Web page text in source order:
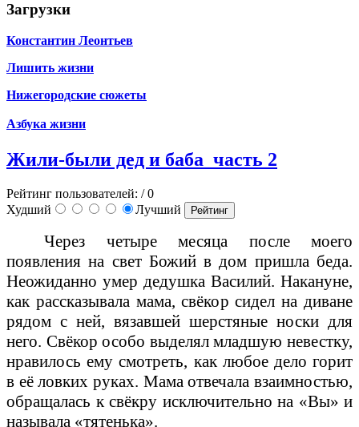
Загрузки
Константин Леонтьев
Лишить жизни
Нижегородские сюжеты
Азбука жизни
Жили-были дед и баба_часть 2
Рейтинг пользователей: / 0
Худший
Лучший
Через четыре месяца после моего
появления на свет Божий в дом пришла беда.
Неожиданно умер дедушка Василий. Накануне,
как рассказывала мама, свёкор сидел на диване
рядом с ней, вязавшей шерстяные носки для
него. Свёкор особо выделял младшую невестку,
нравилось ему смотреть, как любое дело горит
в её ловких руках. Мама отвечала взаимностью,
обращалась к свёкру исключительно на «Вы» и
называла «тятенька».